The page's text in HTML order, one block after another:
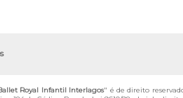
Royal Infantil Interlagos" é de direito